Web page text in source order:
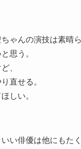
ちゃんの演技は素晴
思う。
、
直せる。
しい。
い俳優は他にもた